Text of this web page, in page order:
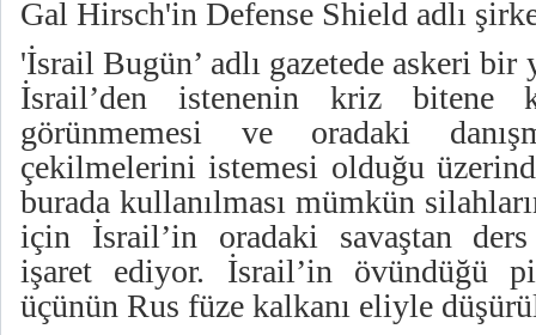
Gal Hirsch'in Defense Shield adlı
'İsrail Bugün’ adlı gazetede askeri
İsrail’den istenenin kriz bitene
görünmemesi ve oradaki
çekilmelerini istemesi olduğu
burada kullanılması mümkün
için İsrail’in oradaki savaştan
işaret ediyor. İsrail’in övündüğü
üçünün Rus füze kalkanı eliyle